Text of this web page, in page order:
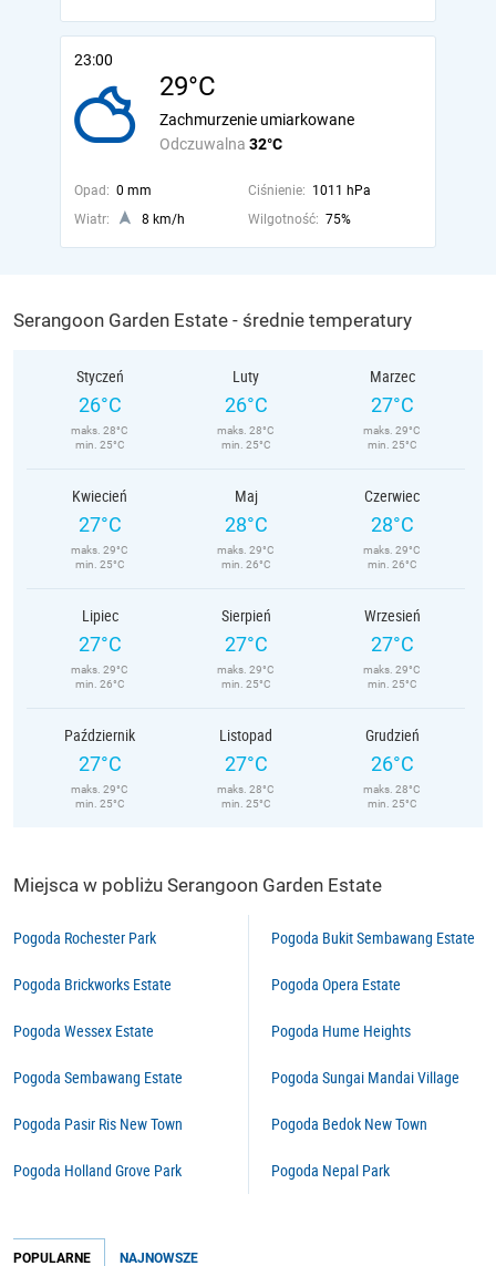
23:00
29°C
Odczuwalna 32°C
Zachmurzenie umiarkowane
Opad: 0 mm Ciśnienie: 1011 hPa
Wiatr:
8 km/h Wilgotność: 75%
Serangoon Garden Estate - średnie temperatury
Styczeń
26°C
maks. 28°C
min. 25°C
Luty
26°C
maks. 28°C
min. 25°C
Marzec
27°C
maks. 29°C
min. 25°C
Kwiecień
27°C
maks. 29°C
min. 25°C
Maj
28°C
maks. 29°C
min. 26°C
Czerwiec
28°C
maks. 29°C
min. 26°C
Lipiec
27°C
maks. 29°C
min. 26°C
Sierpień
27°C
maks. 29°C
min. 25°C
Wrzesień
27°C
maks. 29°C
min. 25°C
Październik
27°C
maks. 29°C
min. 25°C
Listopad
27°C
maks. 28°C
min. 25°C
Grudzień
26°C
maks. 28°C
min. 25°C
Miejsca w pobliżu Serangoon Garden Estate
Pogoda Rochester Park
Pogoda Brickworks Estate
Pogoda Wessex Estate
Pogoda Sembawang Estate
Pogoda Pasir Ris New Town
Pogoda Holland Grove Park
Pogoda Bukit Sembawang Estate
Pogoda Opera Estate
Pogoda Hume Heights
Pogoda Sungai Mandai Village
Pogoda Bedok New Town
Pogoda Nepal Park
POPULARNE NAJNOWSZE